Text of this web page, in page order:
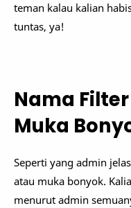
teman kalau kalian
tuntas, ya!
Nama
Muka
Seperti yang admin
atau muka bonyok.
menurut admin